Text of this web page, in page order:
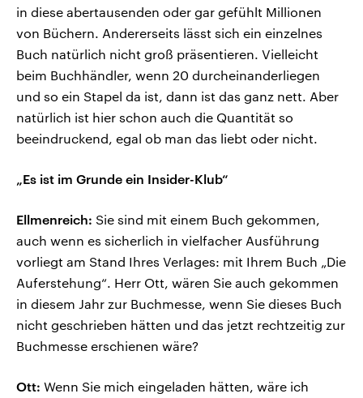
in diese abertausenden oder gar gefühlt Millionen
von Büchern. Andererseits lässt sich ein einzelnes
Buch natürlich nicht groß präsentieren. Vielleicht
beim Buchhändler, wenn 20 durcheinanderliegen
und so ein Stapel da ist, dann ist das ganz nett. Aber
natürlich ist hier schon auch die Quantität so
beeindruckend, egal ob man das liebt oder nicht.
„Es ist im Grunde ein Insider-Klub“
Ellmenreich: Sie sind mit einem Buch gekommen,
auch wenn es sicherlich in vielfacher Ausführung
vorliegt am Stand Ihres Verlages: mit Ihrem Buch „Die
Auferstehung“. Herr Ott, wären Sie auch gekommen
in diesem Jahr zur Buchmesse, wenn Sie dieses Buch
nicht geschrieben hätten und das jetzt rechtzeitig zur
Buchmesse erschienen wäre?
Ott: Wenn Sie mich eingeladen hätten, wäre ich